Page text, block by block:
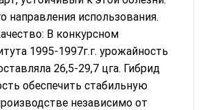
направления использования.
В конкурсном
1995-1997г.г. урожайность
26,5-29,7 цга. Гибрид
обеспечить стабильную
независимо от